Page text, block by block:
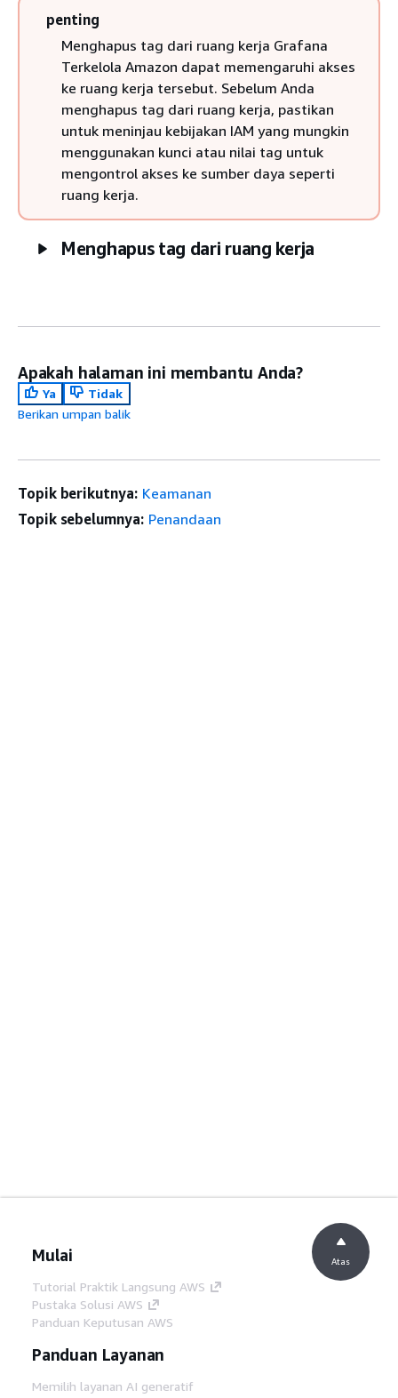
penting
Menghapus tag dari ruang kerja Grafana
Terkelola Amazon dapat memengaruhi akses
ke ruang kerja tersebut. Sebelum Anda
menghapus tag dari ruang kerja, pastikan
untuk meninjau kebijakan IAM yang mungkin
menggunakan kunci atau nilai tag untuk
mengontrol akses ke sumber daya seperti
ruang kerja.
Menghapus tag dari ruang kerja
Apakah halaman ini membantu Anda?
Ya
Tidak
Berikan umpan balik
Topik berikutnya: Keamanan
Topik sebelumnya: Penandaan
Mulai
Tutorial Praktik Langsung AWS
Pustaka Solusi AWS
Panduan Keputusan AWS
Panduan Layanan
Memilih layanan AI generatif
Atas